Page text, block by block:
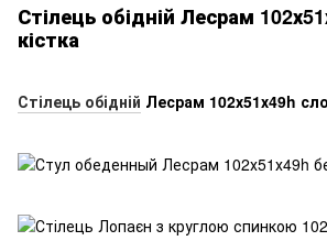
Стілець обідній Лесрам
кістка
Стілець обідній Лесрам 102х51х49h